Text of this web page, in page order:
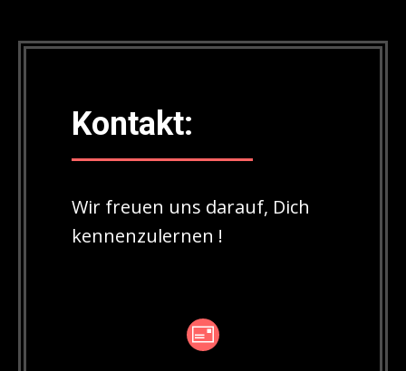
Kontakt:
Wir freuen uns darauf, Dich
kennenzulernen !